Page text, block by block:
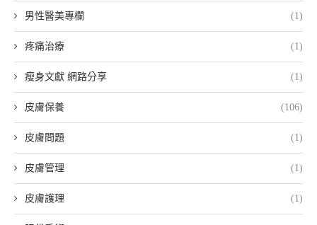
男性醫美專欄 (1)
疼痛治療 (1)
瘦身文獻 網路分享 (1)
皮膚保養 (106)
皮膚問題 (1)
皮膚管理 (1)
皮膚護理 (1)